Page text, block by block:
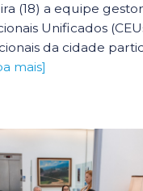
(18) a equipe
Unificados
da cidade
mais]